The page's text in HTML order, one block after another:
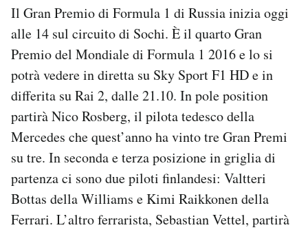
CALENDARIO
Area Personale
Newsletter
Notifiche mobile
Hai bisogno di aiuto?
Esci
Il Gran Premio di Formula 1 di Russia inizia oggi
alle 14 sul circuito di Sochi. È il quarto Gran
Premio del Mondiale di Formula 1 2016 e lo si
potrà vedere in diretta su Sky Sport F1 HD e in
differita su Rai 2, dalle 21.10. In pole position
partirà Nico Rosberg, il pilota tedesco della
Mercedes che quest’anno ha vinto tre Gran Premi
su tre. In seconda e terza posizione in griglia di
partenza ci sono due piloti finlandesi: Valtteri
Bottas della Williams e Kimi Raikkonen della
Ferrari. L’altro ferrarista, Sebastian Vettel, partirà